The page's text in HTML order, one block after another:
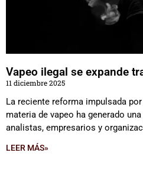
Vapeo ilegal se expande
11 diciembre 2025
La reciente reforma impulsada
materia de vapeo ha generado
analistas, empresarios y
LEER MÁS»